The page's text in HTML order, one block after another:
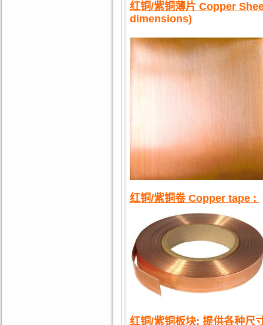
红铜/紫铜薄片 Copper
dimensions)
红铜/紫铜卷 Copper tape :
红铜/紫铜板块: 提供各种尺